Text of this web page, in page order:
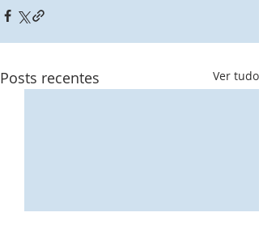
Posts recentes Ver tudo